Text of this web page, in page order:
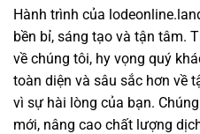
Hành trình của
bền bỉ, sáng tạo và tận tâm.
về chúng tôi, hy vọng quý
toàn diện và sâu sắc hơn về
vì sự hài lòng của bạn.
mới, nâng cao chất lượng